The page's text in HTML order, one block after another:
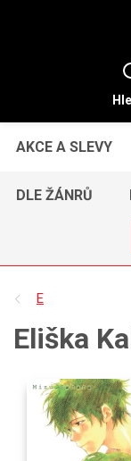
AKCE A SLEVY
DLE ŽÁNRŮ
E
Eliška